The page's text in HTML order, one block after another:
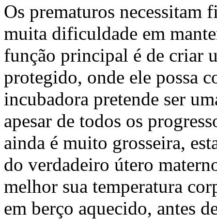
Os prematuros necessitam
muita dificuldade em
função principal é de criar
protegido, onde ele possa
incubadora pretende ser
apesar de todos os
ainda é muito grosseira,
do verdadeiro útero
melhor sua temperatura
em berço aquecido, antes